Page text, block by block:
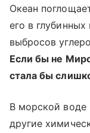
Океан
его в
выбросов
Если бы не
стала бы
В морской воде
другие